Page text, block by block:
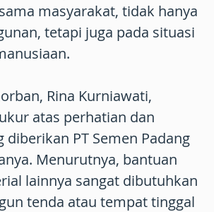
masyarakat, tidak hanya
tetapi juga pada situasi
Rina Kurniawati,
atas perhatian dan
diberikan PT Semen Padang
Menurutnya, bantuan
lainnya sangat dibutuhkan
tenda atau tempat tinggal